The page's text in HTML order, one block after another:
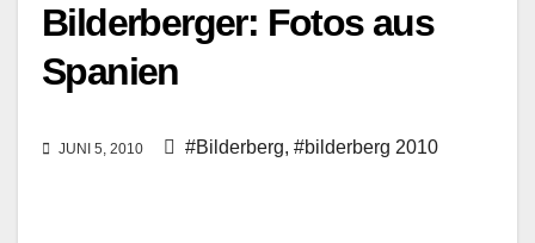
Bilderberger: Fotos aus
Spanien
JUNI 5, 2010 #Bilderberg, #bilderberg 2010